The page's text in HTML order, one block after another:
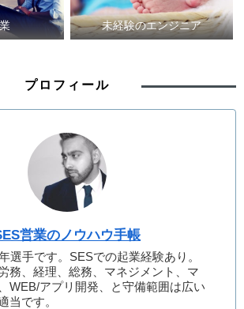
未経験のエンジニア
プロフィール
営業のノウハウ手帳
選手です。SESでの起業経験あり。
務、経理、総務、マネジメント、マ
WEB/アプリ開発、と守備範囲は広い
当です。